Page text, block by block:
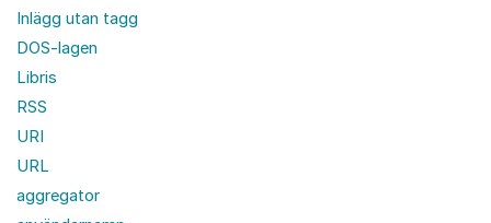
Inlägg utan tagg
DOS-lagen
Libris
RSS
URI
URL
aggregator